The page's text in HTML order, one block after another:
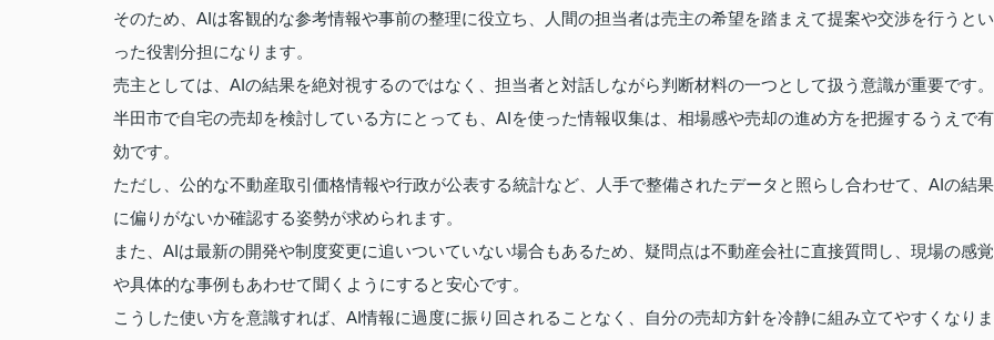
そのため、AIは客観的な参考情報や事前の整理に役立ち、人間の担当者は売主の希望を踏まえて提案や交渉を行うとい
った役割分担になります。
売主としては、AIの結果を絶対視するのではなく、担当者と対話しながら判断材料の一つとして扱う意識が重要です。
半田市で自宅の売却を検討している方にとっても、AIを使った情報収集は、相場感や売却の進め方を把握するうえで有
効です。
ただし、公的な不動産取引価格情報や行政が公表する統計など、人手で整備されたデータと照らし合わせて、AIの結果
に偏りがないか確認する姿勢が求められます。
また、AIは最新の開発や制度変更に追いついていない場合もあるため、疑問点は不動産会社に直接質問し、現場の感覚
や具体的な事例もあわせて聞くようにすると安心です。
こうした使い方を意識すれば、AI情報に過度に振り回されることなく、自分の売却方針を冷静に組み立てやすくなりま